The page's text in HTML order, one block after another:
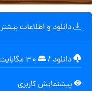
دانلود و اطلاعات بیشتر
دانلود /
پیشنمایش کاربری